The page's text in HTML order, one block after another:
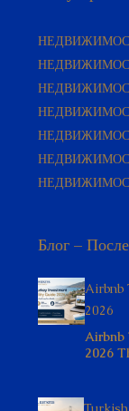
Блог –
2026
Airbnb
2026